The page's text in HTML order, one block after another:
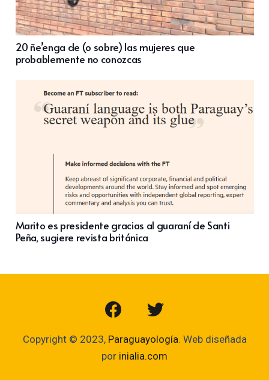
20 ñe’enga de (o sobre) las mujeres que
probablemente no conozcas
Marito es presidente gracias al guaraní de Santi
Peña, sugiere revista británica
Copyright © 2023, Paraguayología. Web diseñada
por inialia.com